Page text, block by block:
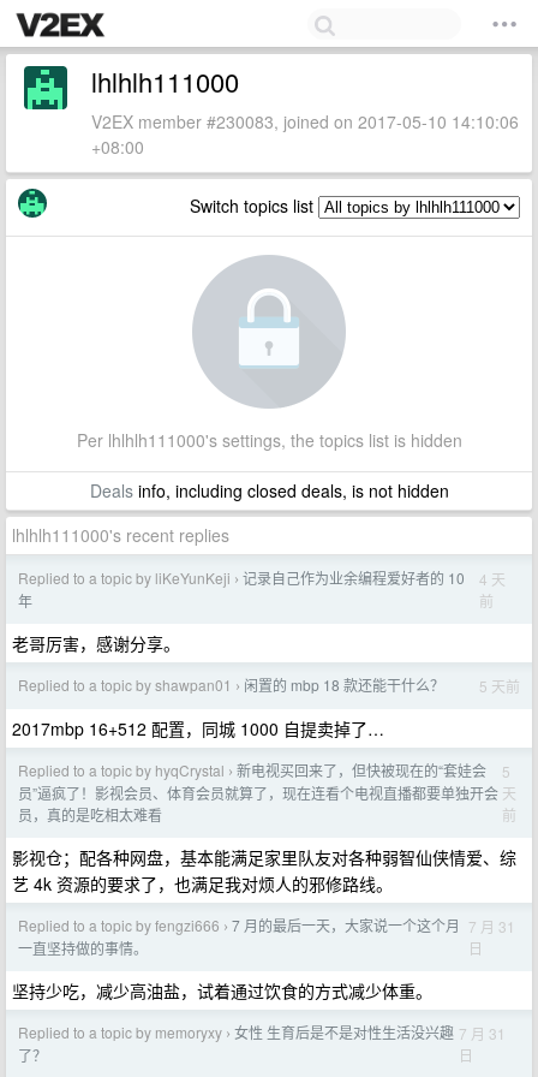
lhlhlh111000
V2EX member #230083, joined on 2017-05-10 14:10:06
+08:00
Switch topics list
Per lhlhlh111000's settings, the topics list is hidden
Dealsinfo, including closed deals, is not hidden
lhlhlh111000's recent replies
Replied to a topic by liKeYunKeji › 记录自己作为业余编程爱好者的 10
年
4 天
前
老哥厉害，感谢分享。
Replied to a topic by shawpan01 › 闲置的 mbp 18 款还能干什么？ 5 天前
2017mbp 16+512 配置，同城 1000 自提卖掉了…
Replied to a topic by hyqCrystal › 新电视买回来了，但快被现在的“套娃会
员”逼疯了！影视会员、体育会员就算了，现在连看个电视直播都要单独开会
员，真的是吃相太难看
5
天
前
影视仓；配各种网盘，基本能满足家里队友对各种弱智仙侠情爱、综
艺 4k 资源的要求了，也满足我对烦人的邪修路线。
Replied to a topic by fengzi666 › 7 月的最后一天，大家说一个这个月
一直坚持做的事情。
7 月 31
日
坚持少吃，减少高油盐，试着通过饮食的方式减少体重。
Replied to a topic by memoryxy › 女性 生育后是不是对性生活没兴趣
了？
7 月 31
日